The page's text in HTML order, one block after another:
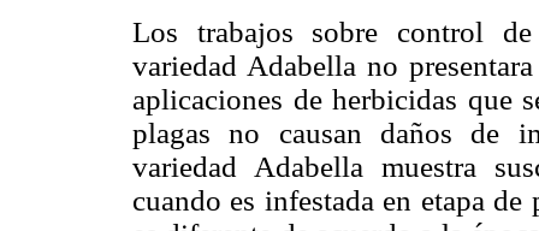
Los trabajos sobre control
variedad Adabella no
aplicaciones de herbicidas que
plagas no causan daños de
variedad Adabella muestra
cuando es infestada en etapa